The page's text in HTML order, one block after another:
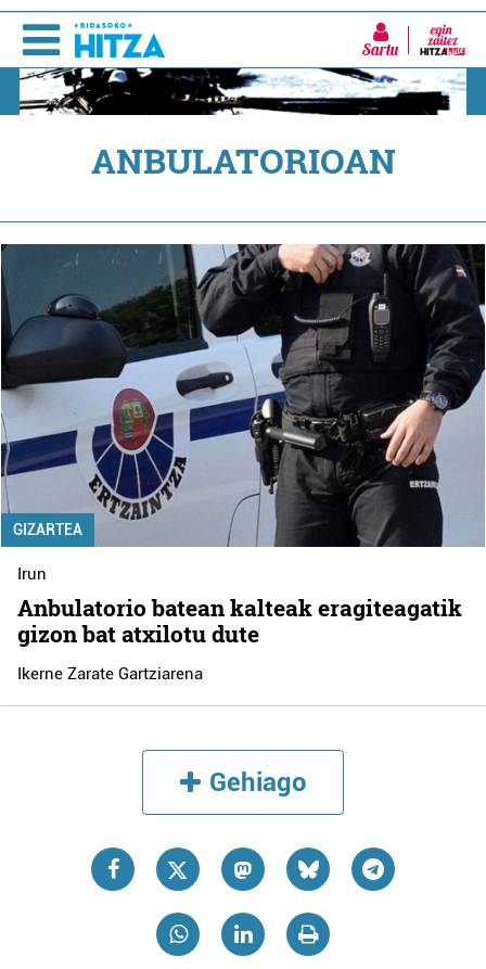
Sartu
ANBULATORIOAN
GIZARTEA
Irun
Anbulatorio batean kalteak eragiteagatik
gizon bat atxilotu dute
Ikerne Zarate Gartziarena
Gehiago